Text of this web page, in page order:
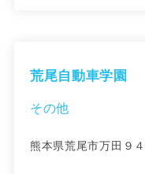
荒尾自動車学園
その他
熊本県荒尾市万田９４